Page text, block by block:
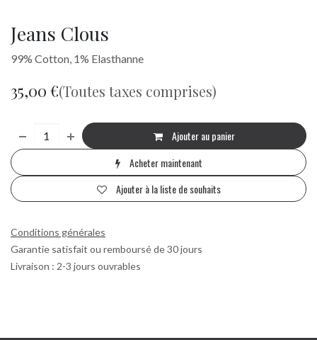
Jeans Clous
99% Cotton, 1% Elasthanne
35,00 €(Toutes taxes comprises)
Ajouter au panier
Acheter maintenant
Ajouter à la liste de souhaits
Conditions générales
Garantie satisfait ou remboursé de 30 jours
Livraison : 2-3 jours ouvrables